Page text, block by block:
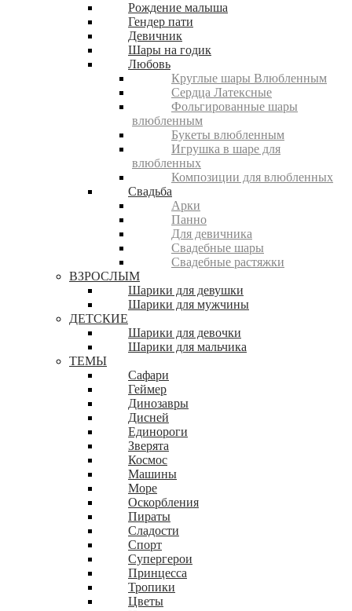
Рождение малыша
Гендер пати
Девичник
Шары на годик
Любовь
Круглые шары Влюбленным
Сердца Латексные
Фольгированные шары
влюбленным
Букеты влюбленным
Игрушка в шаре для
влюбленных
Композиции для влюбленных
Свадьба
Арки
Панно
Для девичника
Свадебные шары
Свадебные растяжки
ВЗРОСЛЫМ
Шарики для девушки
Шарики для мужчины
ДЕТСКИЕ
Шарики для девочки
Шарики для мальчика
ТЕМЫ
Сафари
Геймер
Динозавры
Дисней
Единороги
Зверята
Космос
Машины
Море
Оскорбления
Пираты
Сладости
Спорт
Супергерои
Принцесса
Тропики
Цветы